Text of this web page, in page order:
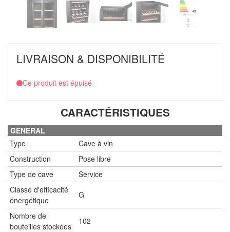
LIVRAISON & DISPONIBILITÉ
Ce produit est épuisé
CARACTÉRISTIQUES
GENERAL
Type
Cave à vin
Construction
Pose libre
Type de cave
Service
Classe d'efficacité
énergétique
G
Nombre de
bouteilles stockées
102